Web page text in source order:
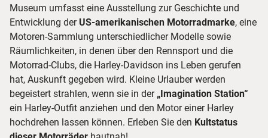
Museum umfasst eine Ausstellung zur Geschichte und
Entwicklung der US-amerikanischen Motorradmarke, eine
Motoren-Sammlung unterschiedlicher Modelle sowie
Räumlichkeiten, in denen über den Rennsport und die
Motorrad-Clubs, die Harley-Davidson ins Leben gerufen
hat, Auskunft gegeben wird. Kleine Urlauber werden
begeistert strahlen, wenn sie in der „Imagination Station“
ein Harley-Outfit anziehen und den Motor einer Harley
hochdrehen lassen können. Erleben Sie den Kultstatus